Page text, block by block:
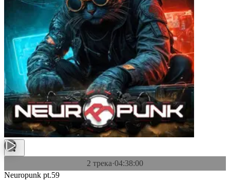
2 трека·04:38:00
Neuropunk pt.59